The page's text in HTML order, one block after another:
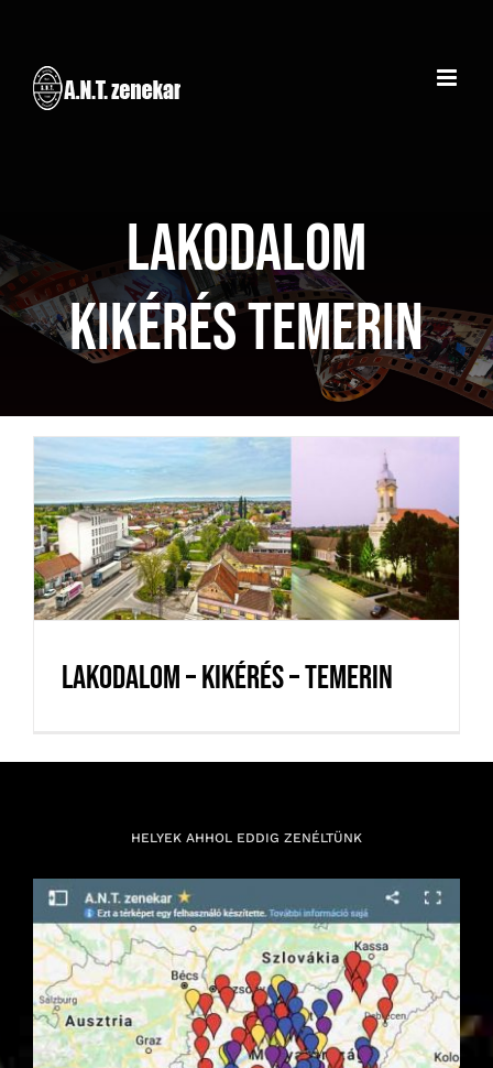
Lakodalom
kikérés Temerin
Lakodalom – Kikérés – Temerin
Lakodalom – Kikérés – Temerin
HELYEK AHHOL EDDIG ZENÉLTÜNK